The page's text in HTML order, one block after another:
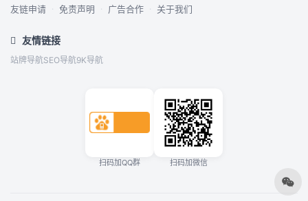
友链申请 · 免责声明 · 广告合作 · 关于我们
友情链接
站牌导航SEO导航9K导航
扫码加QQ群 扫码加微信